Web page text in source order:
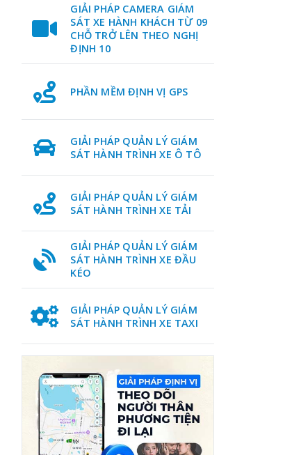
GIẢI PHÁP CAMERA GIÁM
SÁT XE HÀNH KHÁCH TỪ 09
CHỖ TRỞ LÊN THEO NGHỊ
ĐỊNH 10
PHẦN MỀM ĐỊNH VỊ GPS
GIẢI PHÁP QUẢN LÝ GIÁM
SÁT HÀNH TRÌNH XE Ô TÔ
GIẢI PHÁP QUẢN LÝ GIÁM
SÁT HÀNH TRÌNH XE TẢI
GIẢI PHÁP QUẢN LÝ GIÁM
SÁT HÀNH TRÌNH XE ĐẦU
KÉO
GIẢI PHÁP QUẢN LÝ GIÁM
SÁT HÀNH TRÌNH XE TAXI